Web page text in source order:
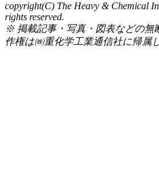
copyright(C) The Heavy & Chemical
rights reserved.
※ 掲載記事・写真・図表などの無
作権は㈱重化学工業通信社に帰属